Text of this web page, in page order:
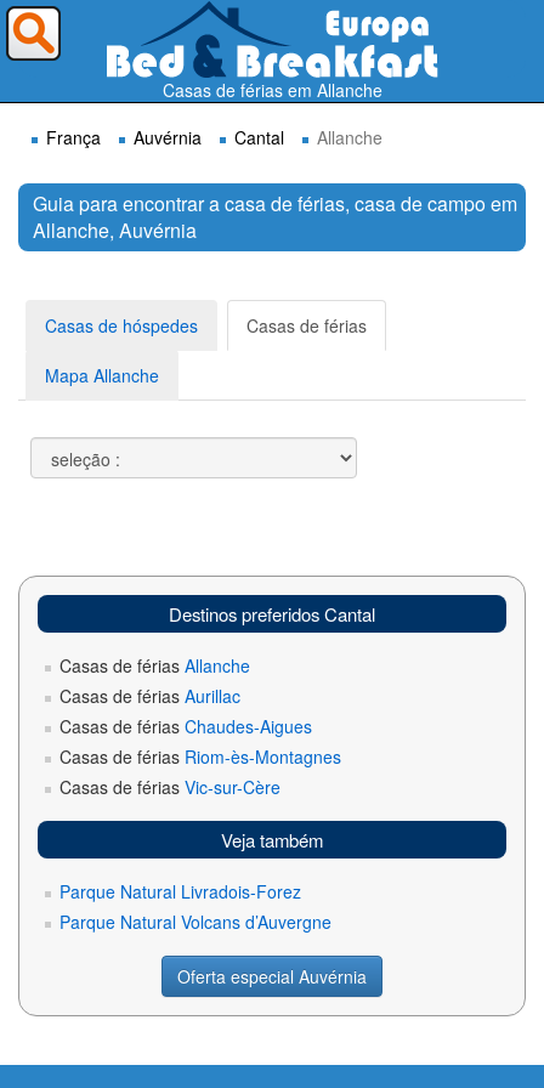
Casas de férias em Allanche
França
Auvérnia Cantal Allanche
Guia para encontrar a casa de férias, casa de campo em
Allanche, Auvérnia
Casas de hóspedes Casas de férias
Mapa Allanche
Destinos preferidos Cantal
Casas de férias Allanche
Casas de férias Aurillac
Casas de férias Chaudes-Aigues
Casas de férias Riom-ès-Montagnes
Casas de férias Vic-sur-Cère
Veja também
Parque Natural Livradois-Forez
Parque Natural Volcans d’Auvergne
Oferta especial Auvérnia
Para onde deseja ir ?